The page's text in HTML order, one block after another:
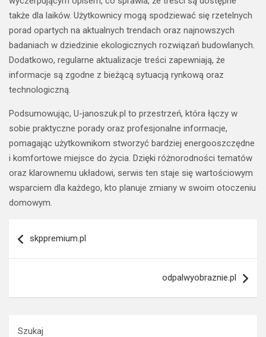
także dla laików. Użytkownicy mogą spodziewać się rzetelnych
porad opartych na aktualnych trendach oraz najnowszych
badaniach w dziedzinie ekologicznych rozwiązań budowlanych.
Dodatkowo, regularne aktualizacje treści zapewniają, że
informacje są zgodne z bieżącą sytuacją rynkową oraz
technologiczną.
Podsumowując, U-janoszuk.pl to przestrzeń, która łączy w
sobie praktyczne porady oraz profesjonalne informacje,
pomagając użytkownikom stworzyć bardziej energooszczędne
i komfortowe miejsce do życia. Dzięki różnorodności tematów
oraz klarownemu układowi, serwis ten staje się wartościowym
wsparciem dla każdego, kto planuje zmiany w swoim otoczeniu
domowym.
wpisu
skppremium.pl
odpalwyobraznie.pl
Szukaj